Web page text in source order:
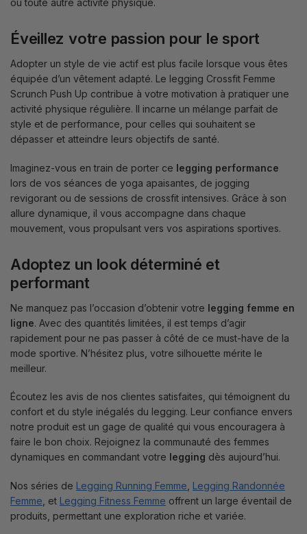
Éveillez votre passion pour le sport
Adopter un style de vie actif est plus facile lorsque vous êtes
équipée d’un vêtement adapté. Le legging Crossfit Femme
Scrunch Push Up contribue à votre motivation à pratiquer une
activité physique régulière. Il incarne un mélange parfait de
style et de performance, pour celles qui souhaitent se
dépasser et atteindre leurs objectifs de santé.
Imaginez-vous en train de porter ce legging performance
lors de vos séances de yoga apaisantes, de jogging
revigorant ou de sessions de crossfit intensives. Grâce à son
allure dynamique, il vous accompagne dans chaque
mouvement, vous propulsant vers vos aspirations sportives.
Adoptez un look déterminé et
performant
Ne manquez pas l’occasion d’obtenir votre legging femme en
ligne. Avec des quantités limitées, il est temps d’agir
rapidement pour ne pas passer à côté de ce must-have de la
mode sportive. N’hésitez plus, votre silhouette mérite le
meilleur.
Écoutez les avis de nos clientes satisfaites, qui témoignent du
confort et du style inégalés du legging. Leur confiance envers
notre produit est un gage de qualité qui vous encouragera à
faire le bon choix. Rejoignez la communauté des femmes
dynamiques en commandant votre legging dès aujourd’hui.
Nos séries de Legging Running Femme Legging Randonnée
Femme , et Legging Fitness Femme offrent un large éventail de
produits, permettant une exploration riche et variée.